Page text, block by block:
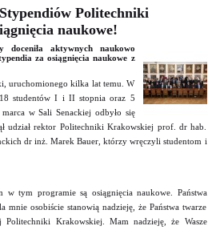
Politechniki
naukowe!
aktywnych naukowo
za osiągnięcia naukowe z
uruchomionego kilka lat temu. W
studentów I i II stopnia oraz 5
w Sali Senackiej odbyło się
udział rektor Politechniki Krakowskiej prof. dr hab.
dr inż. Marek Bauer, którzy wręczyli studentom i
w tym programie są osiągnięcia naukowe. Państwa
osobiście stanowią nadzieję, że Państwa twarze
Krakowskiej. Mam nadzieję, że Wasze